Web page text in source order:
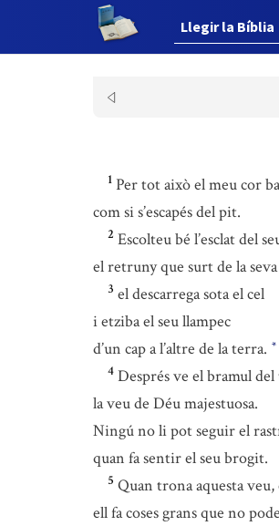
Llegir la Bíblia
1 Per tot això el meu cor
com si s’escapés del pit.
2 Escolteu bé l’esclat del
el retruny que surt de la
3 el descarrega sota el cel
i etziba el seu llampec
d’un cap a l’altre de la terra. *
4 Després ve el bramul
la veu de Déu majestuosa.
Ningú no li pot seguir el
quan fa sentir el seu brogit.
5 Quan trona aquesta
ell fa coses grans que no